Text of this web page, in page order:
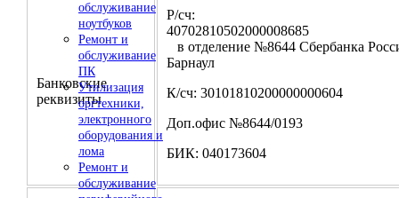
обслуживание
ноутбуков
Ремонт и
обслуживание
ПК
Утилизация
оргтехники,
электронного
оборудования и
лома
Ремонт и
обслуживание
Банковские
реквизиты
Р/сч:
в отделение №8644 Сбербанка
Барнаул
К/сч: 30101810200000000604
Доп.офис №8644/0193
БИК: 040173604